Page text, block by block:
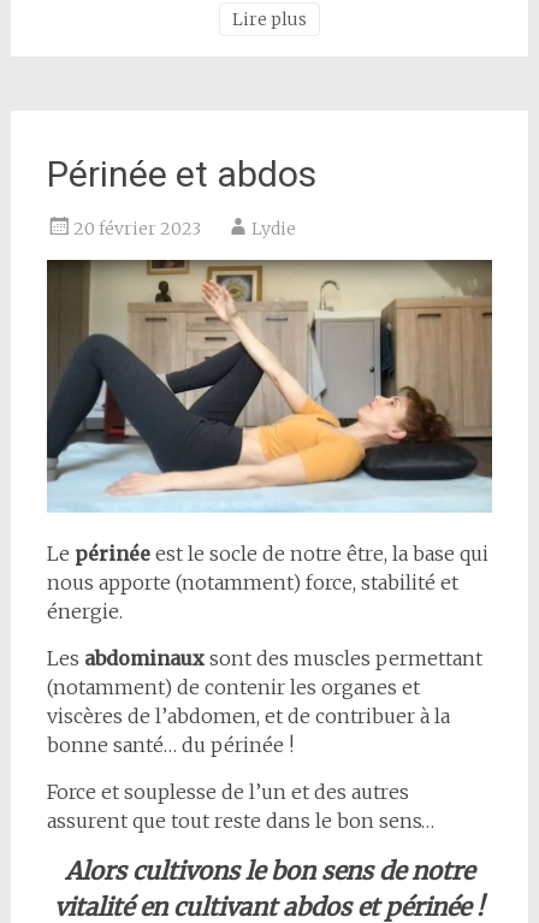
Lire plus
Périnée et abdos
20 février 2023 Lydie
Le périnéeest le socle de notre être, la base qui
nous apporte (notamment) force, stabilité et
énergie.
Les abdominauxsont des muscles permettant
(notamment) de contenir les organes et
viscères de l’abdomen, et de contribuer à la
bonne santé… du périnée !
Force et souplesse de l’un et des autres
assurent que tout reste dans le bon sens…
Alors cultivons le bon sens de notre
vitalité en cultivant abdos et périnée !